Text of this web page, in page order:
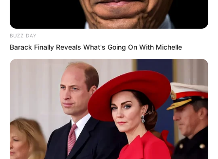
BUZZ DAY
Barack Finally Reveals What's Going On With Michelle